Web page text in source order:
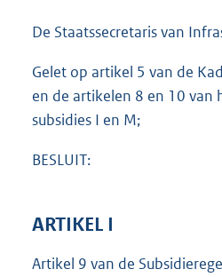
De Staatssecretaris van
Gelet op artikel 5 van de
en de artikelen 8 en 10 van
subsidies I en M;
BESLUIT:
ARTIKEL I
Artikel 9 van de